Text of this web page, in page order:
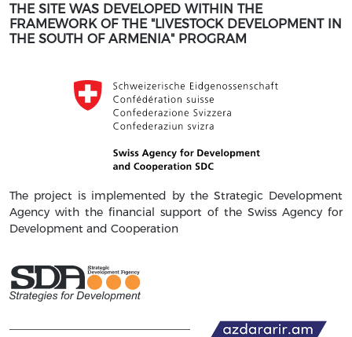
THE SITE WAS DEVELOPED WITHIN THE
FRAMEWORK OF THE "LIVESTOCK DEVELOPMENT IN
THE SOUTH OF ARMENIA" PROGRAM
The project is implemented by the Strategic Development
Agency with the financial support of the Swiss Agency for
Development and Cooperation